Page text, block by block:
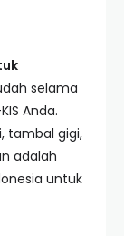
selama
Anda.
tambal gigi,
adalah
untuk